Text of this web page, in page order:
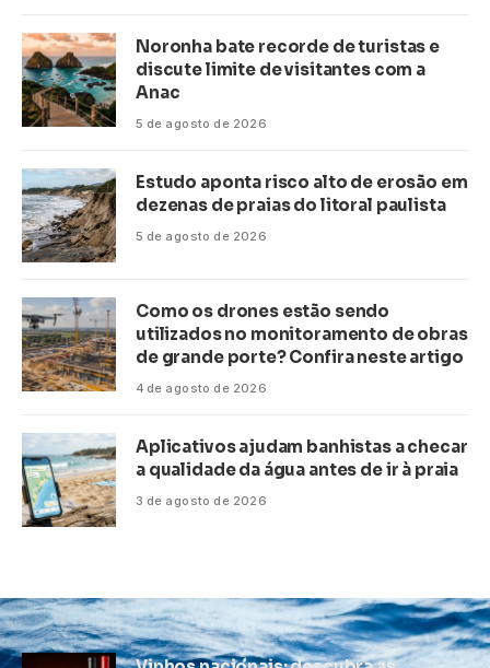
Noronha bate recorde de turistas e
discute limite de visitantes com a
Anac
5 de agosto de 2026
Estudo aponta risco alto de erosão em
dezenas de praias do litoral paulista
5 de agosto de 2026
Como os drones estão sendo
utilizados no monitoramento de obras
de grande porte? Confira neste artigo
4 de agosto de 2026
Aplicativos ajudam banhistas a checar
a qualidade da água antes de ir à praia
3 de agosto de 2026